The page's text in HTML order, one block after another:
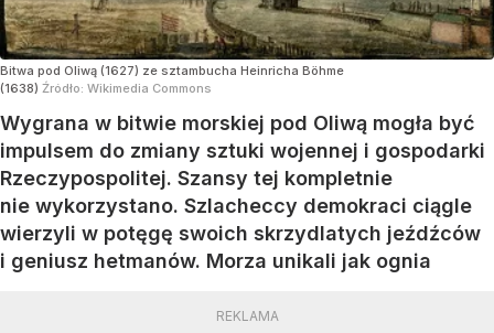
Bitwa pod Oliwą (1627) ze sztambucha Heinricha Böhme
(1638) Źródło: Wikimedia Commons
Wygrana w bitwie morskiej pod Oliwą mogła być
impulsem do zmiany sztuki wojennej i gospodarki
Rzeczypospolitej. Szansy tej kompletnie
nie wykorzystano. Szlacheccy demokraci ciągle
wierzyli w potęgę swoich skrzydlatych jeźdźców
i geniusz hetmanów. Morza unikali jak ognia